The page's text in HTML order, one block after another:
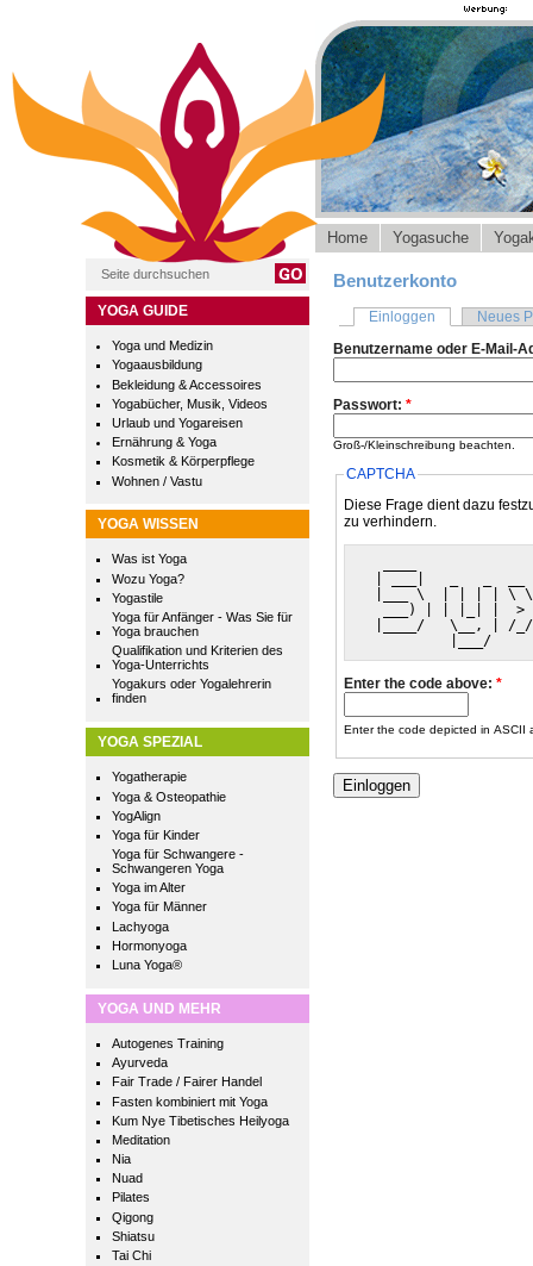
YOGA GUIDE
Yoga und Medizin
Yogaausbildung
Bekleidung & Accessoires
Yogabücher, Musik, Videos
Urlaub und Yogareisen
Ernährung & Yoga
Kosmetik & Körperpflege
Wohnen / Vastu
YOGA WISSEN
Was ist Yoga
Wozu Yoga?
Yogastile
Yoga für Anfänger - Was Sie für
Yoga brauchen
Qualifikation und Kriterien des
Yoga-Unterrichts
Yogakurs oder Yogalehrerin
finden
YOGA SPEZIAL
Yogatherapie
Yoga & Osteopathie
YogAlign
Yoga für Kinder
Yoga für Schwangere -
Schwangeren Yoga
Yoga im Alter
Yoga für Männer
Lachyoga
Hormonyoga
Luna Yoga®
YOGA UND MEHR
Autogenes Training
Ayurveda
Fair Trade / Fairer Handel
Fasten kombiniert mit Yoga
Kum Nye Tibetisches Heilyoga
Meditation
Nia
Nuad
Pilates
Qigong
Shiatsu
Tai Chi
Home Yogasuche
Benutzerkonto
Einloggen
Neues
Benutzername oder E-Mail-
Passwort: *
Groß-/Kleinschreibung beachten.
CAPTCHA
Diese Frage dient dazu
zu verhindern.
|___ \  | | | | \
___) | | |_| |
|____/   \__, | /
Enter the code above: *
Enter the code depicted in ASCII